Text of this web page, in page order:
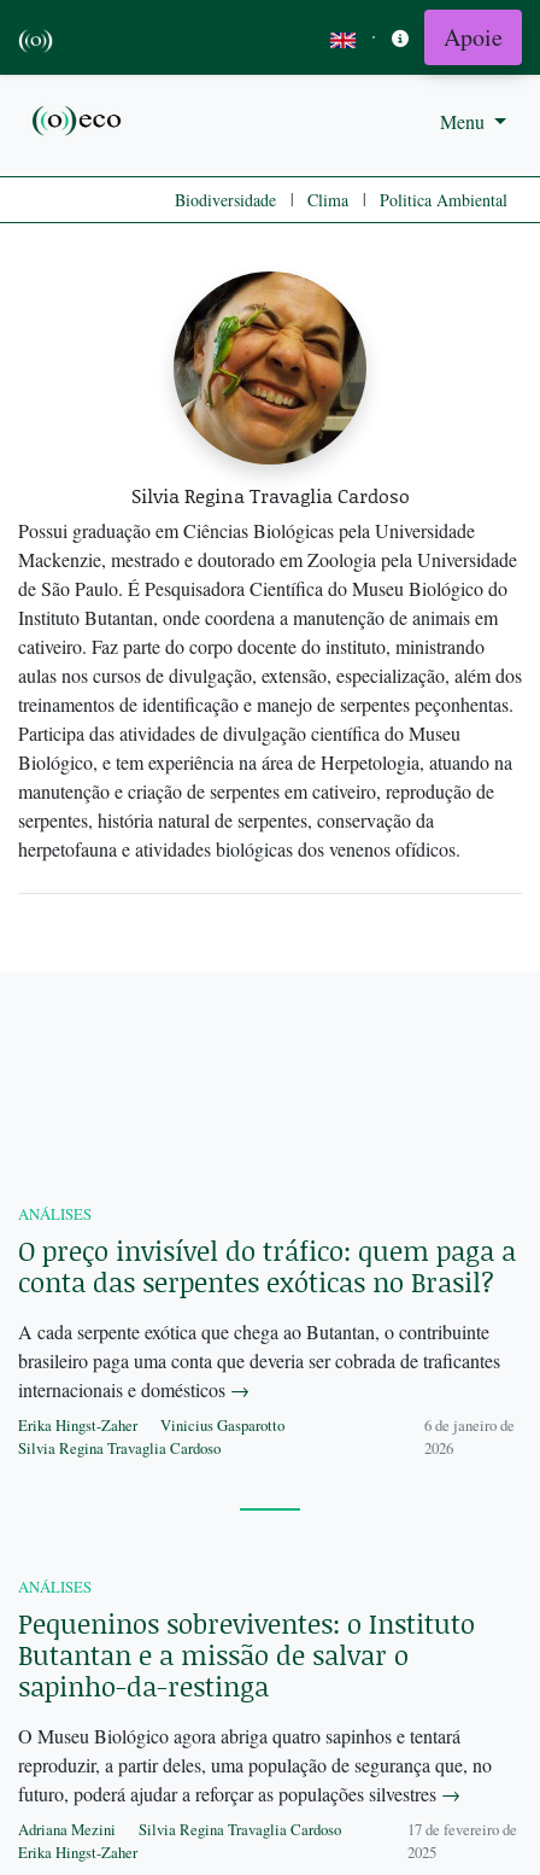
· Apoie
Menu
Biodiversidade | Clima | Politica Ambiental
Silvia Regina Travaglia Cardoso
Possui graduação em Ciências Biológicas pela Universidade
Mackenzie, mestrado e doutorado em Zoologia pela Universidade
de São Paulo. É Pesquisadora Científica do Museu Biológico do
Instituto Butantan, onde coordena a manutenção de animais em
cativeiro. Faz parte do corpo docente do instituto, ministrando
aulas nos cursos de divulgação, extensão, especialização, além dos
treinamentos de identificação e manejo de serpentes peçonhentas.
Participa das atividades de divulgação científica do Museu
Biológico, e tem experiência na área de Herpetologia, atuando na
manutenção e criação de serpentes em cativeiro, reprodução de
serpentes, história natural de serpentes, conservação da
herpetofauna e atividades biológicas dos venenos ofídicos.
ANÁLISES
O preço invisível do tráfico: quem paga a
conta das serpentes exóticas no Brasil?
A cada serpente exótica que chega ao Butantan, o contribuinte
brasileiro paga uma conta que deveria ser cobrada de traficantes
internacionais e domésticos →
Erika Hingst-Zaher
Vinicius Gasparotto
Silvia Regina Travaglia Cardoso
6 de janeiro de
2026
ANÁLISES
Pequeninos sobreviventes: o Instituto
Butantan e a missão de salvar o
sapinho-da-restinga
O Museu Biológico agora abriga quatro sapinhos e tentará
reproduzir, a partir deles, uma população de segurança que, no
futuro, poderá ajudar a reforçar as populações silvestres →
Adriana Mezini
Silvia Regina Travaglia Cardoso
Erika Hingst-Zaher
17 de fevereiro de
2025